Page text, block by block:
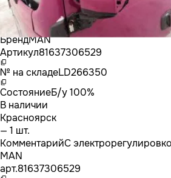
БрендMAN
Артикул81637306529
№ на складеLD266350
СостояниеБ/у 100%
В наличии
Красноярск
— 1 шт.
КомментарийС
MAN
арт.81637306529